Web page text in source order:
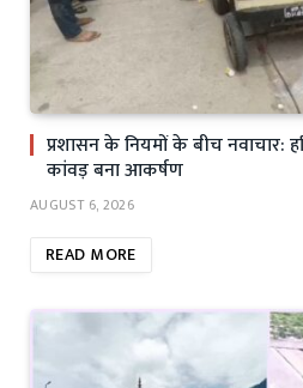
प्रशासन के नियमों के बीच नवाचार:
कांवड़ बना आकर्षण
AUGUST 6, 2026
READ MORE